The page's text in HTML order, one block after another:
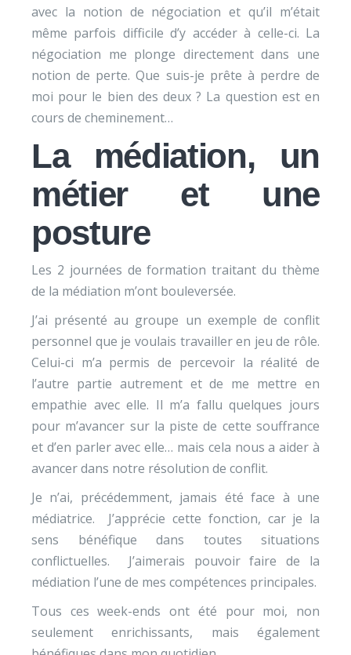
avec la notion de négociation et qu’il m’était
même parfois difficile d’y accéder à celle-ci. La
négociation me plonge directement dans une
notion de perte. Que suis-je prête à perdre de
moi pour le bien des deux ? La question est en
cours de cheminement…
La médiation, un
métier et une
posture
Les 2 journées de formation traitant du thème
de la médiation m’ont bouleversée.
J’ai présenté au groupe un exemple de conflit
personnel que je voulais travailler en jeu de rôle.
Celui-ci m’a permis de percevoir la réalité de
l’autre partie autrement et de me mettre en
empathie avec elle. Il m’a fallu quelques jours
pour m’avancer sur la piste de cette souffrance
et d’en parler avec elle… mais cela nous a aider à
avancer dans notre résolution de conflit.
Je n’ai, précédemment, jamais été face à une
médiatrice. J’apprécie cette fonction, car je la
sens bénéfique dans toutes situations
conflictuelles. J’aimerais pouvoir faire de la
médiation l’une de mes compétences principales.
Tous ces week-ends ont été pour moi, non
seulement enrichissants, mais également